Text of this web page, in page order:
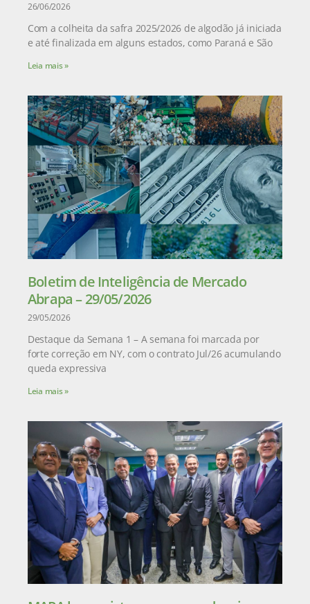
26/06/2026
Com a colheita da safra 2025/2026 de algodão já iniciada
e até finalizada em alguns estados, como Paraná e São
Leia mais »
Boletim de Inteligência de Mercado
Abrapa – 29/05/2026
29/05/2026
Destaque da Semana 1 – A semana foi marcada por
forte correção em NY, com o contrato Jul/26 acumulando
queda expressiva
Leia mais »